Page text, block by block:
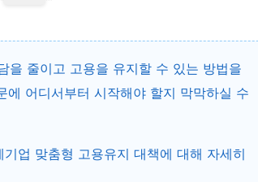
을 줄이고 고용을 유지할 수 있는 방법을
어디서부터 시작해야 할지 막막하실 수
업 맞춤형 고용유지 대책에 대해 자세히